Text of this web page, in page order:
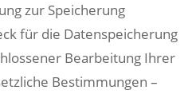
zur Speicherung
für die Datenspeicherung
Bearbeitung Ihrer
Bestimmungen –